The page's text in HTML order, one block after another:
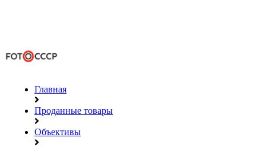
Главная
Проданные товары
Объективы